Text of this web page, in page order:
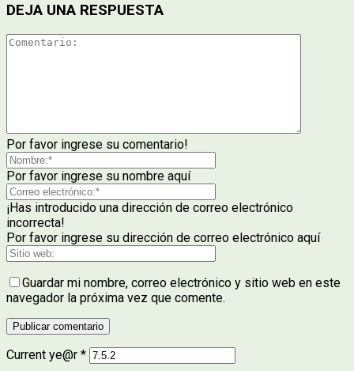
DEJA UNA RESPUESTA
Por favor ingrese su comentario!
Por favor ingrese su nombre aquí
¡Has introducido una dirección de correo electrónico
incorrecta!
Por favor ingrese su dirección de correo electrónico aquí
Guardar mi nombre, correo electrónico y sitio web en este
navegador la próxima vez que comente.
Current ye@r *